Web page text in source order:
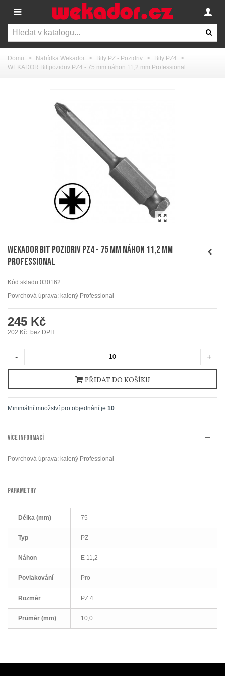
Domů > Nabídka Wekador > Bity PZ - Pozidriv > Bity PZ4
>
WEKADOR Bit pozidriv PZ4 - 75 mm náhon 11,2 mm Professional
WEKADOR Bit pozidriv PZ4 - 75 mm náhon 11,2 mm
Professional
Kód skladu 030162
Povrchová úprava: kalený Professional
245 Kč
202 Kč bez DPH
- +
PŘIDAT DO KOŠÍKU
Minimální množství pro objednání je 10
VÍCE INFORMACÍ
Povrchová úprava: kalený Professional
PARAMETRY
Délka (mm) 75
Typ PZ
Náhon E 11,2
Povlakování Pro
Rozměr PZ 4
Průměr (mm) 10,0